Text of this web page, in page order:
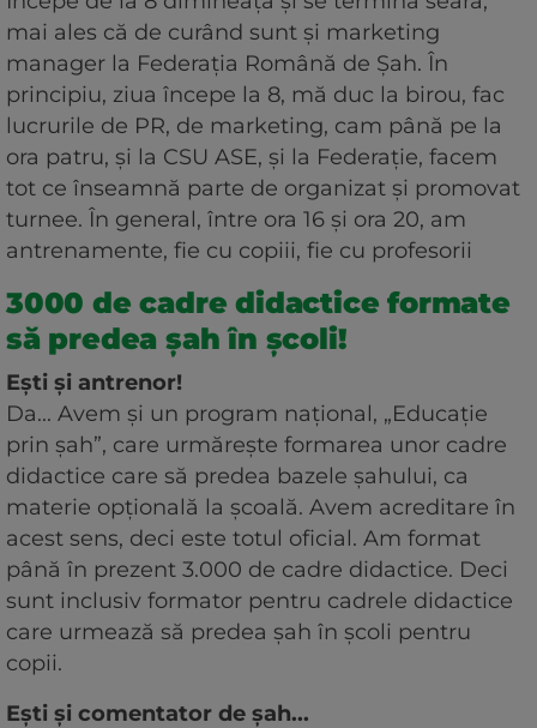
mai ales că de curând sunt și marketing
manager la Federația Română de Șah. În
principiu, ziua începe la 8, mă duc la birou, fac
lucrurile de PR, de marketing, cam până pe la
ora patru, și la CSU ASE, și la Federație, facem
tot ce înseamnă parte de organizat și promovat
turnee. În general, între ora 16 și ora 20, am
antrenamente, fie cu copiii, fie cu profesorii
3000 de cadre didactice formate
să predea șah în școli!
Ești și antrenor!
Da... Avem și un program național, „Educație
prin șah”, care urmărește formarea unor cadre
didactice care să predea bazele șahului, ca
materie opțională la școală. Avem acreditare în
acest sens, deci este totul oficial. Am format
până în prezent 3.000 de cadre didactice. Deci
sunt inclusiv formator pentru cadrele didactice
care urmează să predea șah în școli pentru
copii.
Ești și comentator de șah...